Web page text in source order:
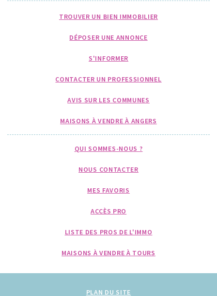
TROUVER UN BIEN IMMOBILIER
DÉPOSER UNE ANNONCE
S'INFORMER
CONTACTER UN PROFESSIONNEL
AVIS SUR LES COMMUNES
MAISONS À VENDRE À ANGERS
QUI SOMMES-NOUS ?
NOUS CONTACTER
MES FAVORIS
ACCÈS PRO
LISTE DES PROS DE L'IMMO
MAISONS À VENDRE À TOURS
PLAN DU SITE